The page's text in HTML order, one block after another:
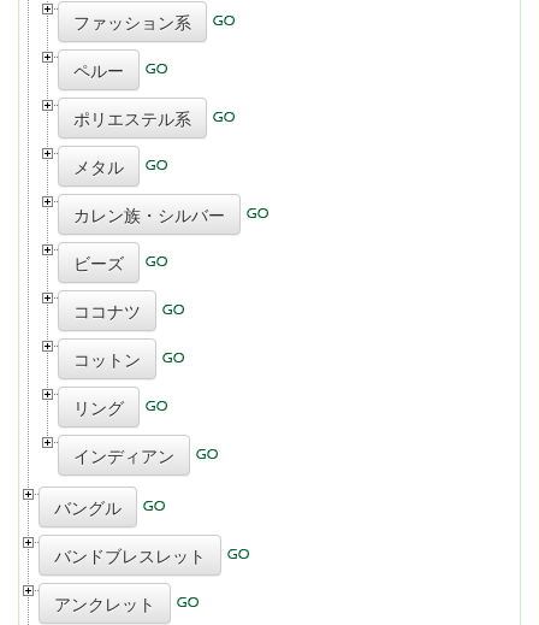
ファッション系
ペルー
ポリエステル系
メタル
カレン族・シルバー
ビーズ
ココナツ
コットン
リング
インディアン
バングル
バンドブレスレット
アンクレット